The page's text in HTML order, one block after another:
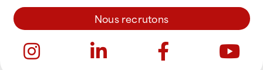
Nous recrutons